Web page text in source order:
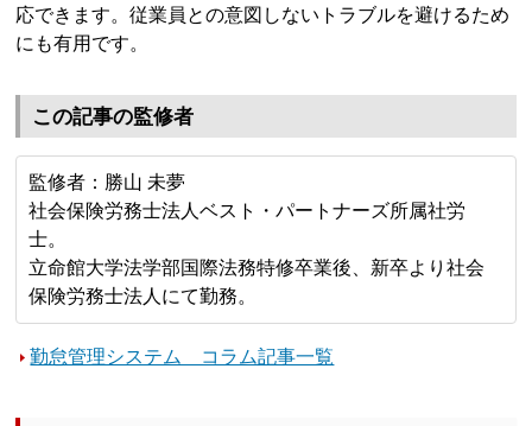
応できます。従業員との意図しないトラブルを避けるため
にも有用です。
この記事の監修者
監修者：勝山 未夢
社会保険労務士法人ベスト・パートナーズ所属社労
士。
立命館大学法学部国際法務特修卒業後、新卒より社会
保険労務士法人にて勤務。
勤怠管理システム コラム記事一覧